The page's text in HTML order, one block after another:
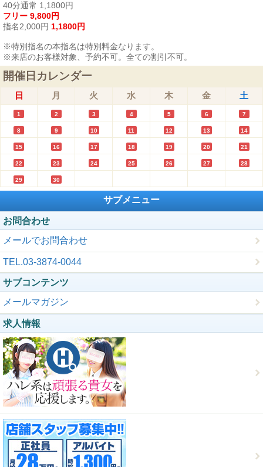
40分通常 1,1800円
フリー 9,800円
指名2,000円 1,1800円
※特別指名の本指名は特別料金なります。
※来店のお客様対象、予約不可。全ての割引不可。
開催日カレンダー
日 月 火 水 木 金 土
1 2 3 4 5 6 7
8 9 10 11 12 13 14
15 16 17 18 19 20 21
22 23 24 25 26 27 28
29 30
サブメニュー
お問合わせ
メールでお問合わせ
TEL.03-3874-0044
サブコンテンツ
メールマガジン
求人情報